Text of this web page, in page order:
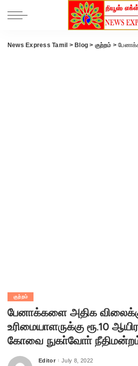
News Express Tamil > Blog > குற்றம் >பேனாக்களை அதிக
குற்றம்
பேனாக்களை அதிக
உரிமையாளருக்கு ரூ.10
கோவை நுகா்வோா் நீதிமன்றம்
Posted
Editor July 8, 2022